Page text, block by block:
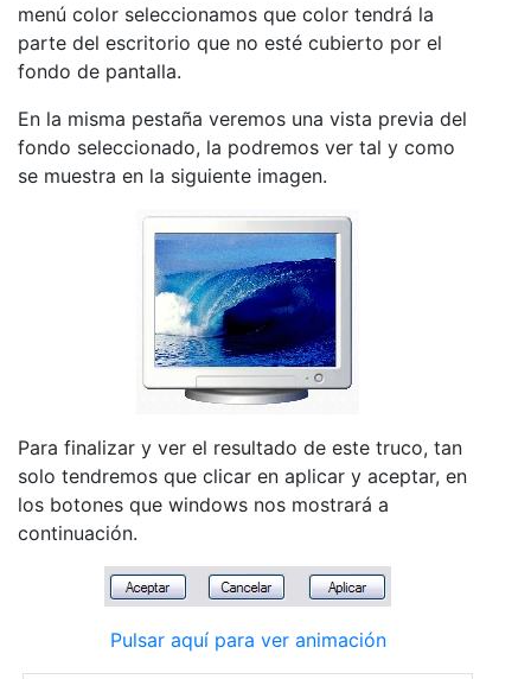
menú color seleccionamos que color tendrá la
parte del escritorio que no esté cubierto por el
fondo de pantalla.
En la misma pestaña veremos una vista previa del
fondo seleccionado, la podremos ver tal y como
se muestra en la siguiente imagen.
Para finalizar y ver el resultado de este truco, tan
solo tendremos que clicar en aplicar y aceptar, en
los botones que windows nos mostrará a
continuación.
Pulsar aquí para ver animación